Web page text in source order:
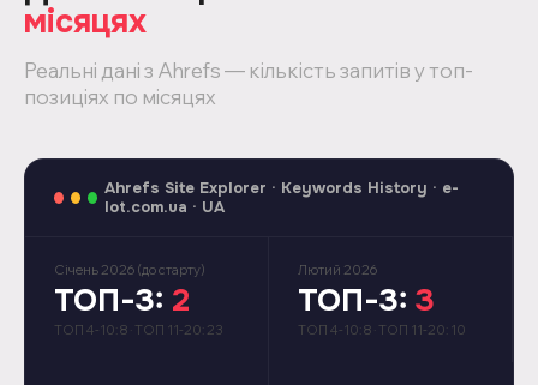
місяцях
Реальні дані з Ahrefs — кількість запитів у топ-
позиціях по місяцях
Ahrefs Site Explorer · Keywords History · e-
lot.com.ua · UA
Січень 2026 (до старту)
ТОП-3: 2
ТОП 4-10: 8 · ТОП 11-20: 23
Лютий 2026
ТОП-3: 3
ТОП 4-10: 8 · ТОП 11-20: 10